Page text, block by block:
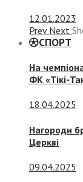
12.01.2023
Prev Next
СПОРТ
На
ФК «Тікі-
18.04.2025
Нагороди
Церкві
09.04.2025